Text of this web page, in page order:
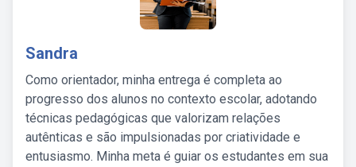
Sandra
Como orientador, minha entrega é completa ao
progresso dos alunos no contexto escolar, adotando
técnicas pedagógicas que valorizam relações
autênticas e são impulsionadas por criatividade e
entusiasmo. Minha meta é guiar os estudantes em sua